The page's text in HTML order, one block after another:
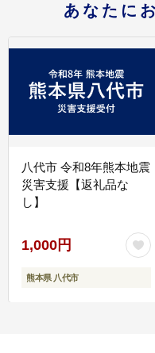
あなたに
八代市 令和8年熊本地震
災害支援【返礼品な
し】
1,000円
熊本県 八代市